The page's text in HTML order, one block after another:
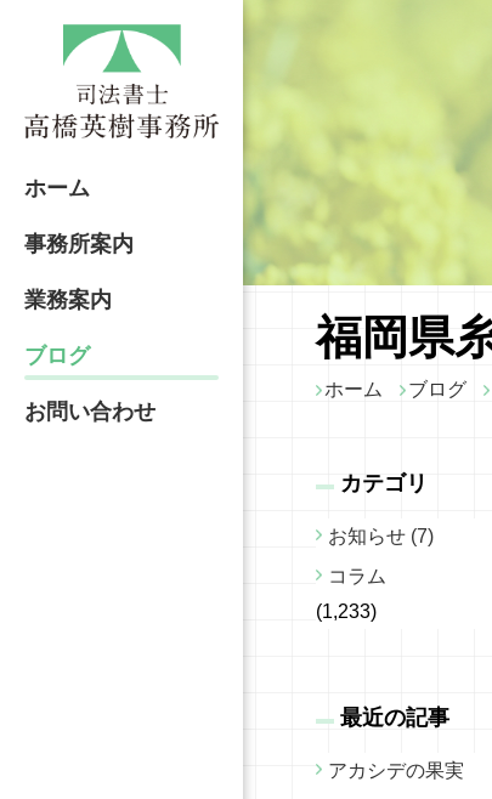
ホーム
事務所案内
業務案内
ブログ
お問い合わせ
福岡県
ホーム ブログ
カテゴリ
お知らせ (7)
コラム
(1,233)
最近の記事
アカシデの果実